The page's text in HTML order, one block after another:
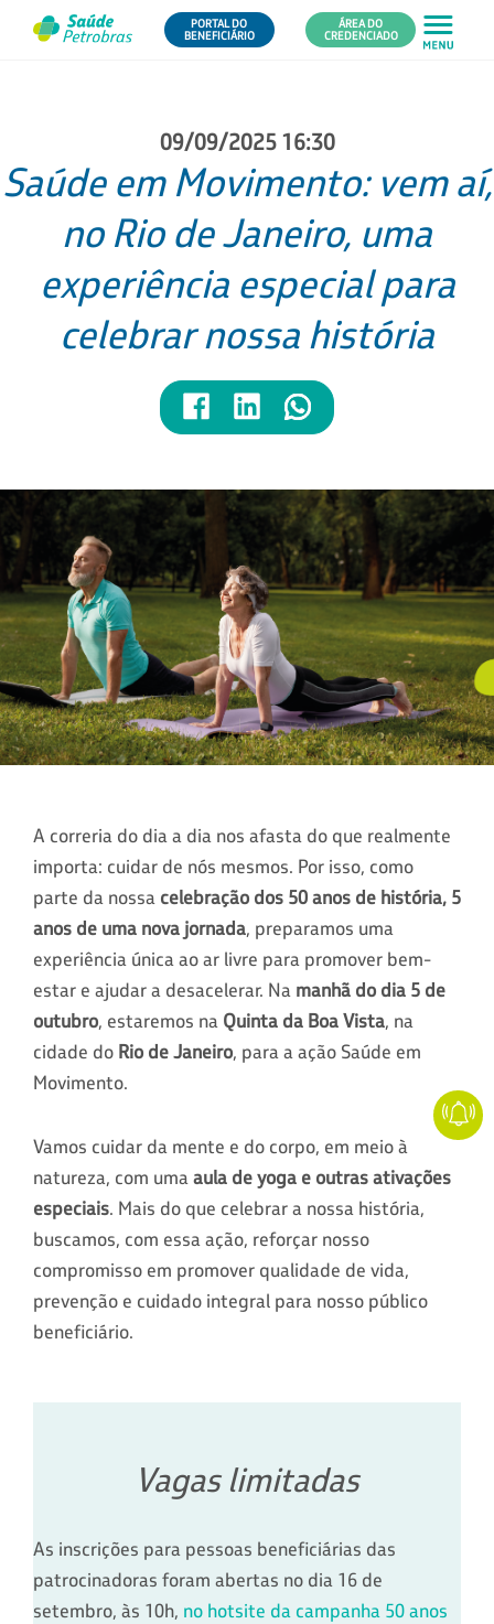
PORTAL DO
BENEFICIÁRIO
ÁREA DO
CREDENCIADO
09/09/2025 16:30
Saúde em Movimento: vem aí,
no Rio de Janeiro, uma
experiência especial para
celebrar nossa história
A correria do dia a dia nos afasta do que realmente
importa: cuidar de nós mesmos. Por isso, como
parte da nossa celebração dos 50 anos de história, 5
anos de uma nova jornada, preparamos uma
experiência única ao ar livre para promover bem-
estar e ajudar a desacelerar. Na manhã do dia 5 de
outubro, estaremos na Quinta da Boa Vista, na
cidade do Rio de Janeiro, para a ação Saúde em
Movimento.
Vamos cuidar da mente e do corpo, em meio à
natureza, com umaaula de yoga e outras ativações
especiais. Mais do que celebrar a nossa história,
buscamos, com essa ação, reforçar nosso
compromisso em promover qualidade de vida,
prevenção e cuidado integral para nosso público
beneficiário.
Vagas limitadas
As inscrições para pessoas beneficiárias das
patrocinadoras foram abertas no dia 16 de
setembro, às 10h, no hotsite da campanha 50 anos